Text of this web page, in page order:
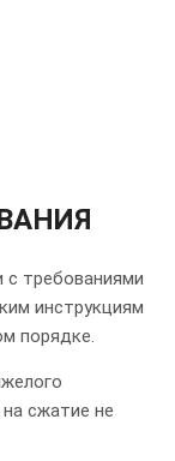
требованиями
инструкциям
порядке.
сжатие не